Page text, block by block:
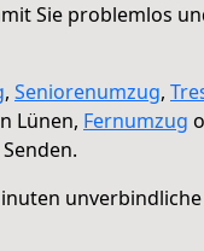
Sie problemlos
, Seniorenumzug,
Lünen, Fernumzug